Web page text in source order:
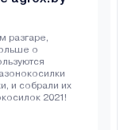
разгаре,
о
и собрали их
2021!